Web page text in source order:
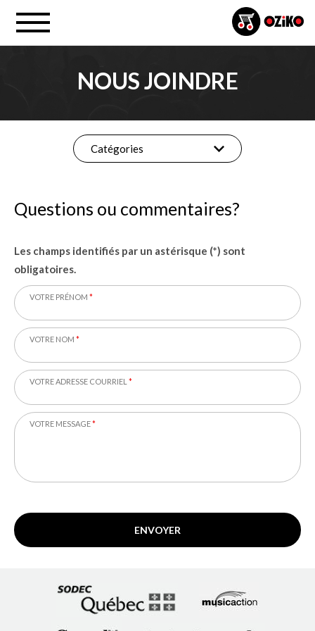
NOUS JOINDRE
Catégories
Questions ou commentaires?
Les champs identifiés par un astérisque (*) sont
obligatoires.
VOTRE PRÉNOM *
VOTRE NOM *
VOTRE ADRESSE COURRIEL *
VOTRE MESSAGE*
ENVOYER